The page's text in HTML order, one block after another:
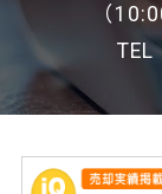
（
TEL